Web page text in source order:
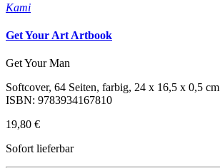
Kami
Get Your Art Artbook
Get Your Man
Softcover, 64 Seiten, farbig, 24 x 16,5 x 0,5 cm
ISBN: 9783934167810
19,80 €
Sofort lieferbar